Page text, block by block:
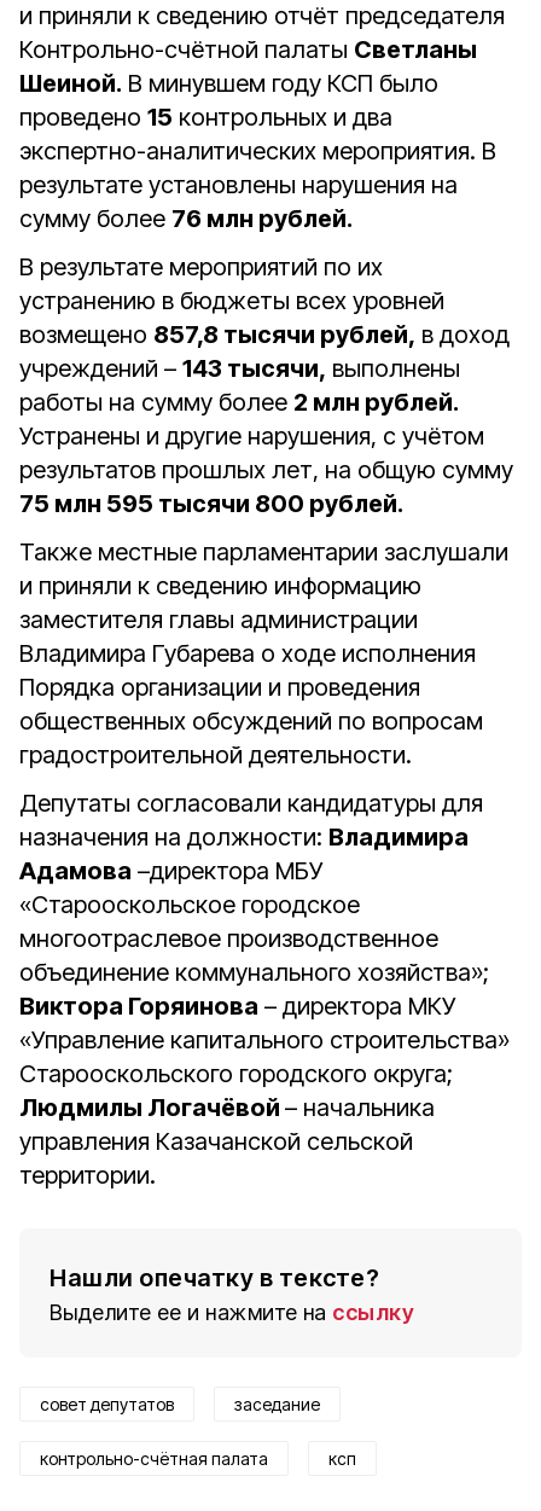
и приняли к сведению отчёт председателя
Контрольно-счётной палаты Светланы
Шеиной. В минувшем году КСП было
проведено 15 контрольных и два
экспертно-аналитических мероприятия. В
результате установлены нарушения на
сумму более 76 млн рублей.
В результате мероприятий по их
устранению в бюджеты всех уровней
возмещено 857,8 тысячи рублей, в доход
учреждений – 143 тысячи, выполнены
работы на сумму более 2 млн рублей.
Устранены и другие нарушения, с учётом
результатов прошлых лет, на общую сумму
75 млн 595 тысячи 800 рублей.
Также местные парламентарии заслушали
и приняли к сведению информацию
заместителя главы администрации
Владимира Губарева о ходе исполнения
Порядка организации и проведения
общественных обсуждений по вопросам
градостроительной деятельности.
Депутаты согласовали кандидатуры для
назначения на должности: Владимира
Адамова –директора МБУ
«Старооскольское городское
многоотраслевое производственное
объединение коммунального хозяйства»;
Виктора Горяинова – директора МКУ
«Управление капитального строительства»
Старооскольского городского округа;
Людмилы Логачёвой – начальника
управления Казачанской сельской
территории.
Нашли опечатку в тексте?
Выделите ее и нажмите на ссылку
совет депутатов заседание
контрольно-счётная палата ксп